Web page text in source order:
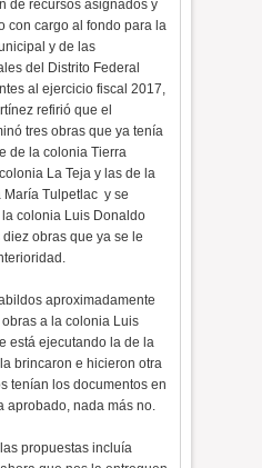
de recursos asignados y
con cargo al fondo para la
y de las
del Distrito Federal
al ejercicio fiscal 2017,
refirió que el
tres obras que ya tenía
de la colonia Tierra
La Teja y las de la
María Tulpetlac y se
colonia Luis Donaldo
obras que ya se le
aproximadamente
a la colonia Luis
está ejecutando la de la
brincaron e hicieron otra
tenían los documentos en
aprobado, nada más no.
propuestas incluía